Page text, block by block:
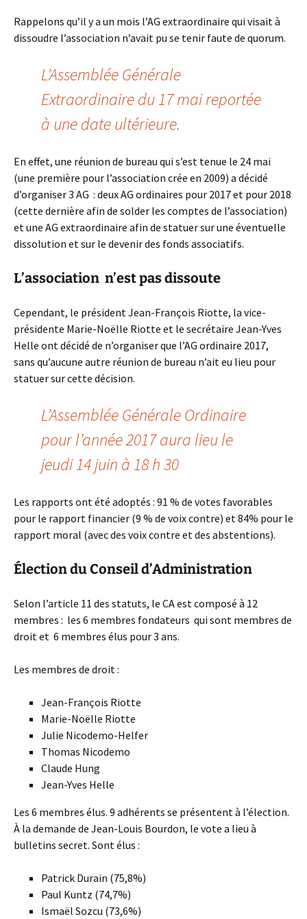
Rappelons qu’il y a un mois l’AG extraordinaire qui visait à
dissoudre l’association n’avait pu se tenir faute de quorum.
L’Assemblée Générale
Extraordinaire du 17 mai reportée
à une date ultérieure.
En effet, une réunion de bureau qui s’est tenue le 24 mai
(une première pour l’association crée en 2009) a décidé
d’organiser 3 AG : deux AG ordinaires pour 2017 et pour 2018
(cette dernière afin de solder les comptes de l’association)
et une AG extraordinaire afin de statuer sur une éventuelle
dissolution et sur le devenir des fonds associatifs.
L’association n’est pas dissoute
Cependant, le président Jean-François Riotte, la vice-
présidente Marie-Noëlle Riotte et le secrétaire Jean-Yves
Helle ont décidé de n’organiser que l’AG ordinaire 2017,
sans qu’aucune autre réunion de bureau n’ait eu lieu pour
statuer sur cette décision.
L’Assemblée Générale Ordinaire
pour l’année 2017 aura lieu le
jeudi 14 juin à 18 h 30
Les rapports ont été adoptés : 91 % de votes favorables
pour le rapport financier (9 % de voix contre) et 84% pour le
rapport moral (avec des voix contre et des abstentions).
Élection du Conseil d’Administration
Selon l’article 11 des statuts, le CA est composé à 12
membres : les 6 membres fondateurs qui sont membres de
droit et 6 membres élus pour 3 ans.
Les membres de droit :
Jean-François Riotte
Marie-Noëlle Riotte
Julie Nicodemo-Helfer
Thomas Nicodemo
Claude Hung
Jean-Yves Helle
Les 6 membres élus. 9 adhérents se présentent à l’élection.
À la demande de Jean-Louis Bourdon, le vote a lieu à
bulletins secret. Sont élus :
Patrick Durain (75,8%)
Paul Kuntz (74,7%)
Ismaël Sozcu (73,6%)